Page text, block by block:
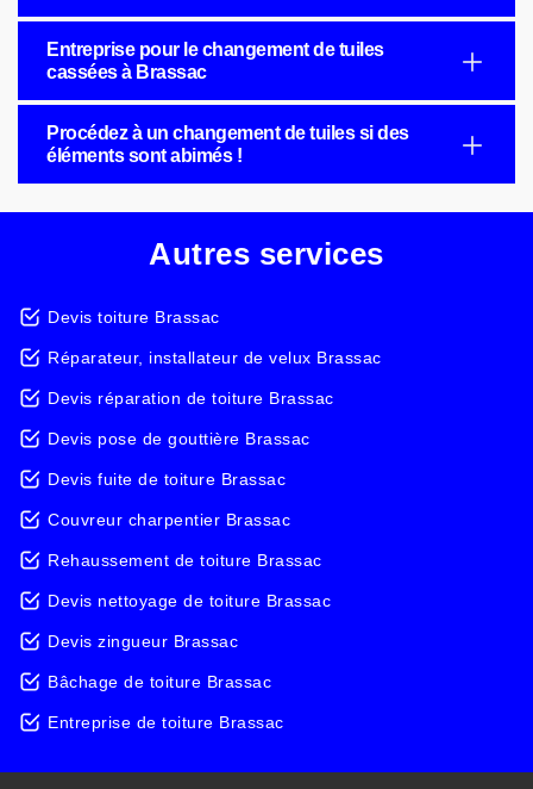
Entreprise pour le changement de tuiles
cassées à Brassac
Procédez à un changement de tuiles si des
éléments sont abimés !
Autres services
Devis toiture Brassac
Réparateur, installateur de velux Brassac
Devis réparation de toiture Brassac
Devis pose de gouttière Brassac
Devis fuite de toiture Brassac
Couvreur charpentier Brassac
Rehaussement de toiture Brassac
Devis nettoyage de toiture Brassac
Devis zingueur Brassac
Bâchage de toiture Brassac
Entreprise de toiture Brassac